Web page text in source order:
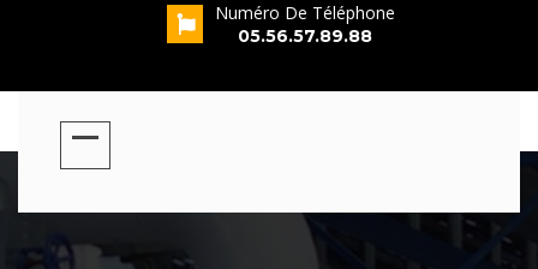
Numéro De Téléphone
05.56.57.89.88